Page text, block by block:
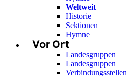
Weltweit
Historie
Sektionen
Hymne
Vor Ort
Landesgruppen
Landesgruppen
Verbindungsstellen